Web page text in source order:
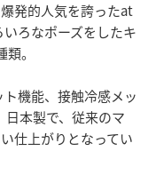
発的人気を誇ったat
ろなポーズをしたキ
。
機能、接触冷感メッ
本製で、従来のマ
仕上がりとなってい